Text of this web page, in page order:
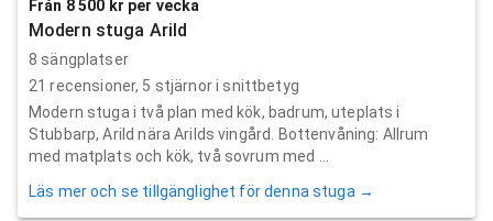
Från 8 500 kr per vecka
Modern stuga Arild
8 sängplatser
21 recensioner, 5 stjärnor i snittbetyg
Modern stuga i två plan med kök, badrum, uteplats i
Stubbarp, Arild nära Arilds vingård. Bottenvåning: Allrum
med matplats och kök, två sovrum med ...
Läs mer och se tillgänglighet för denna stuga →